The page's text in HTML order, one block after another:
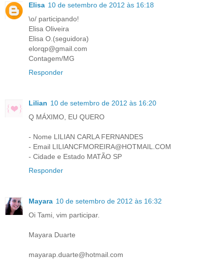
Elisa 10 de setembro de 2012 às 16:18
\o/ participando!
Elisa Oliveira
Elisa O.(seguidora)
elorqp@gmail.com
Contagem/MG
Responder
Lilian 10 de setembro de 2012 às 16:20
Q MÁXIMO, EU QUERO
- Nome LILIAN CARLA FERNANDES
- Email LILIANCFMOREIRA@HOTMAIL.COM
- Cidade e Estado MATÃO SP
Responder
Mayara 10 de setembro de 2012 às 16:32
Oi Tami, vim participar.
Mayara Duarte
mayarap.duarte@hotmail.com